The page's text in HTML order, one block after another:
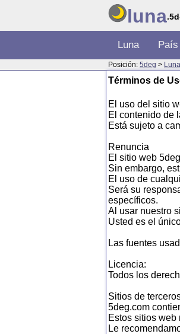
luna
Luna País
Posición: 5deg > Luna
Términos de
El uso del sitio
El contenido de
Está sujeto a
Renuncia
El sitio web
Sin embargo,
El uso de
Será su
específicos.
Al usar nuestro
Usted es el
Las fuentes
Licencia:
Todos los
Sitios de
5deg.com
Estos sitios
Le